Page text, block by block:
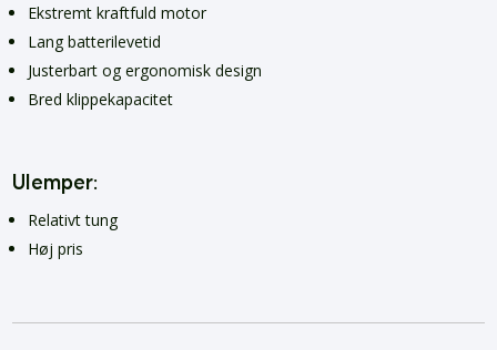
Ekstremt kraftfuld motor
Lang batterilevetid
Justerbart og ergonomisk design
Bred klippekapacitet
Ulemper:
Relativt tung
Høj pris